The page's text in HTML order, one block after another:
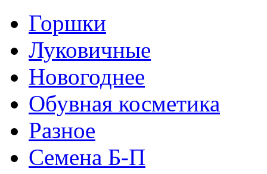
Горшки
Луковичные
Новогоднее
Обувная косметика
Разное
Семена Б-П